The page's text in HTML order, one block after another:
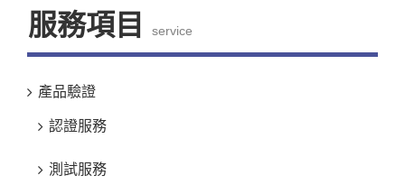
服務項目 service
產品驗證
認證服務
測試服務